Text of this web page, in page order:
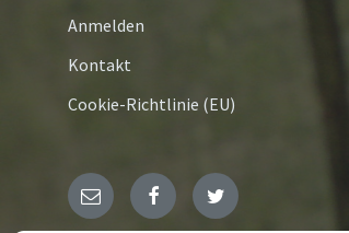
Anmelden
Kontakt
Cookie-Richtlinie (EU)
E- FacebookTwitter